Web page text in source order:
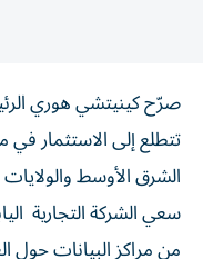
صرّح كينيتشي هوري
تتطلع إلى الاستثمار
الشرق الأوسط
سعي الشركة التجارية
من مراكز البيانات حول